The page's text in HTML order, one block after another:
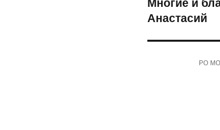
запись:
Анастасий
РО